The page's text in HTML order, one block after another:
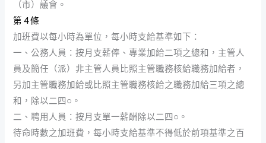
（市）議會。
第 4 條
加班費以每小時為單位，每小時支給基準如下：
一、公務人員：按月支薪俸、專業加給二項之總和，主管人
員及簡任（派）非主管人員比照主管職務核給職務加給者，
另加主管職務加給或比照主管職務核給之職務加給三項之總
和，除以二四○。
二、聘用人員：按月支單一薪酬除以二四○。
待命時數之加班費，每小時支給基準不得低於前項基準之百